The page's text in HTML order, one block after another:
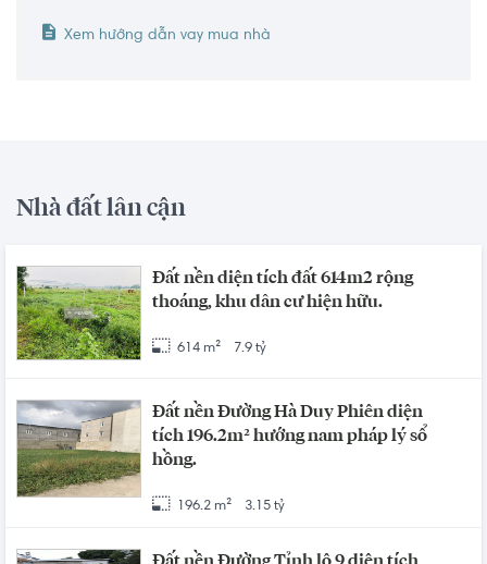
Xem hướng dẫn vay mua nhà
Nhà đất lân cận
Đất nền diện tích đất 614m2 rộng
thoáng, khu dân cư hiện hữu.
614 m² 7.9 tỷ
Đất nền Đường Hà Duy Phiên diện
tích 196.2m² hướng nam pháp lý sổ
hồng.
196.2 m² 3.15 tỷ